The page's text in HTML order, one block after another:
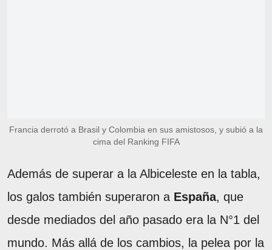
Francia derrotó a Brasil y Colombia en sus amistosos, y subió a la
cima del Ranking FIFA
Además de superar a la Albiceleste en la tabla,
los galos también superaron a España, que
desde mediados del año pasado era la N°1 del
mundo. Más allá de los cambios, la pelea por la